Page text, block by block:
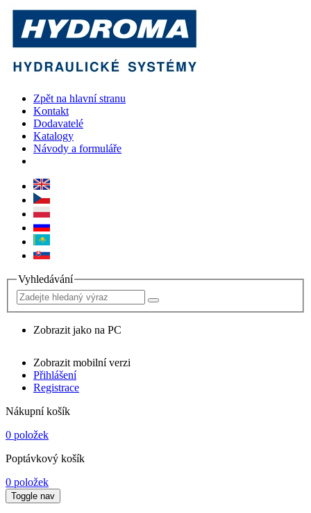
Zpět na hlavní stranu
Kontakt
Dodavatelé
Katalogy
Návody a formuláře
Vyhledávání
Zobrazit jako na PC
Zobrazit mobilní verzi
Přihlášení
Registrace
Nákupní košík
0 položek
Poptávkový košík
0 položek
Toggle nav